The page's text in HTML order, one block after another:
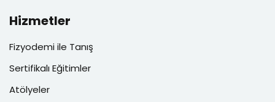
Hizmetler
Fizyodemi ile Tanış
Sertifikalı Eğitimler
Atölyeler